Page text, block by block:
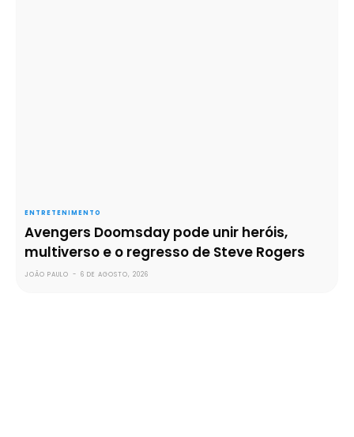
ENTRETENIMENTO
Avengers Doomsday pode unir heróis,
multiverso e o regresso de Steve Rogers
JOÃO PAULO - 6 DE AGOSTO, 2026